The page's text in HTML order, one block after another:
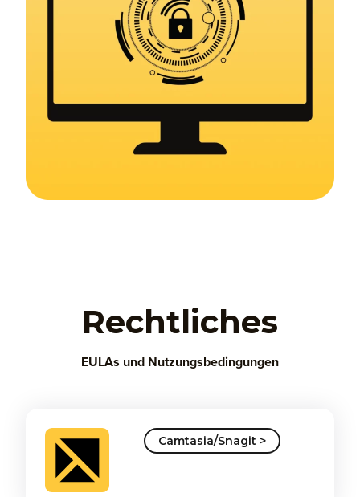
Rechtliches
EULAs und Nutzungsbedingungen
Camtasia/Snagit >